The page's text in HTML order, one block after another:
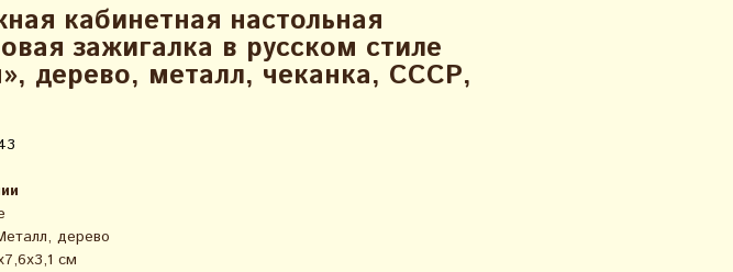
кабинетная настольная
зажигалка в русском стиле
дерево, металл, чеканка, СССР,
дерево
см